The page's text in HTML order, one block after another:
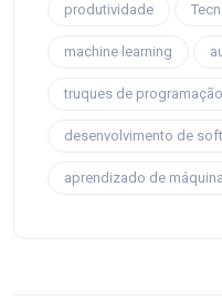
produtividade
machine learning
truques de programação
desenvolvimento de
aprendizado de máquina